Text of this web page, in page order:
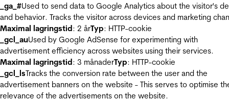
_ga_#Used to send data to Google Analytics about the visitor's
and behavior. Tracks the visitor across devices and marketing
Maximal lagringstid: 2 årTyp: HTTP-cookie
_gcl_auUsed by Google AdSense for experimenting with
advertisement efficiency across websites using their services.
Maximal lagringstid: 3 månaderTyp: HTTP-cookie
_gcl_lsTracks the conversion rate between the user and the
advertisement banners on the website - This serves to optimise
relevance of the advertisements on the website.